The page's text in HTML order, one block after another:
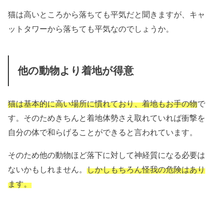
猫は高いところから落ちても平気だと聞きますが、キャ
ットタワーから落ちても平気なのでしょうか。
他の動物より着地が得意
猫は基本的に高い場所に慣れており、着地もお手の物で
す。そのためきちんと着地体勢さえ取れていれば衝撃を
自分の体で和らげることができると言われています。
そのため他の動物ほど落下に対して神経質になる必要は
ないかもしれません。しかしもちろん怪我の危険はあり
ます。